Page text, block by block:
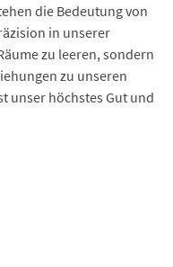
die Bedeutung von
in unserer
zu leeren, sondern
zu unseren
unser höchstes Gut und